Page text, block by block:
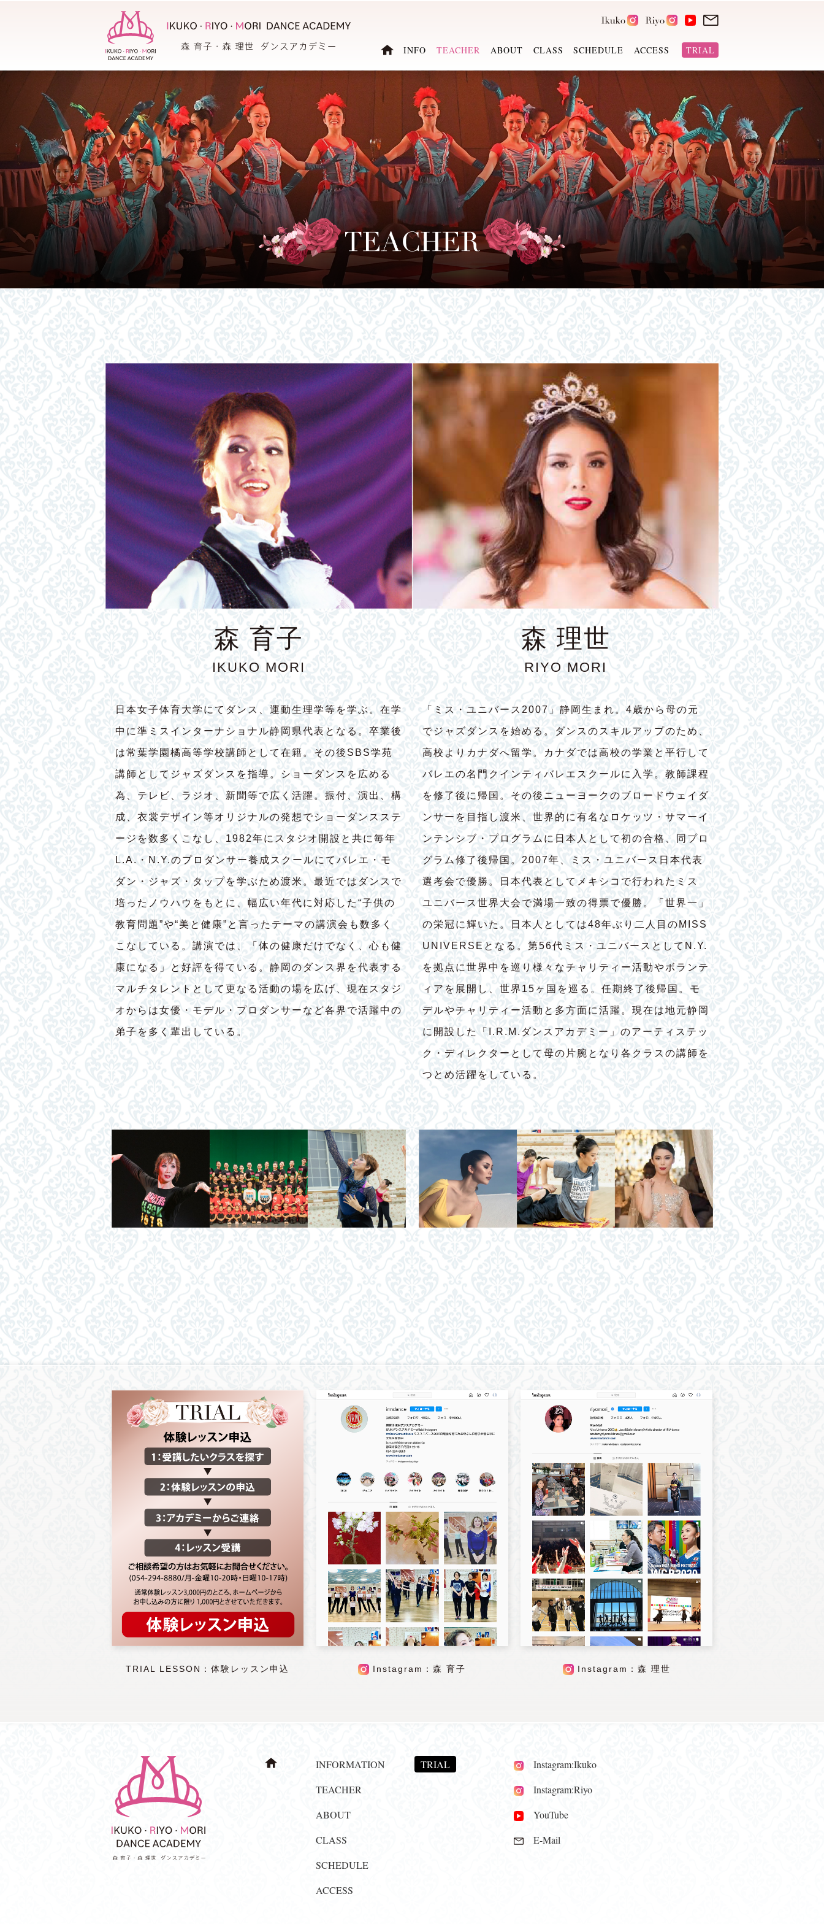
INFO TEACHER ABOUT CLASS SCHEDULE ACCESS TRIAL
森 育子
IKUKO MORI
日本女子体育大学にてダンス、運動生理学等を学ぶ。在学
中に準ミスインターナショナル静岡県代表となる。卒業後
は常葉学園橘高等学校講師として在籍。その後SBS学苑
講師としてジャズダンスを指導。ショーダンスを広める
為、テレビ、ラジオ、新聞等で広く活躍。振付、演出、構
成、衣裳デザイン等オリジナルの発想でショーダンスステ
ージを数多くこなし、1982年にスタジオ開設と共に毎年
L.A.・N.Y.のプロダンサー養成スクールにてバレエ・モ
ダン・ジャズ・タップを学ぶため渡米。最近ではダンスで
培ったノウハウをもとに、幅広い年代に対応した“子供の
教育問題”や“美と健康”と言ったテーマの講演会も数多く
こなしている。講演では、「体の健康だけでなく、心も健
康になる」と好評を得ている。静岡のダンス界を代表する
マルチタレントとして更なる活動の場を広げ、現在スタジ
オからは女優・モデル・プロダンサーなど各界で活躍中の
弟子を多く輩出している。
森 理世
RIYO MORI
「ミス・ユニバース2007」静岡生まれ。4歳から母の元
でジャズダンスを始める。ダンスのスキルアップのため、
高校よりカナダへ留学。カナダでは高校の学業と平行して
バレエの名門クインティバレエスクールに入学。教師課程
を修了後に帰国。その後ニューヨークのブロードウェイダ
ンサーを目指し渡米、世界的に有名なロケッツ・サマーイ
ンテンシブ・プログラムに日本人として初の合格、同プロ
グラム修了後帰国。2007年、ミス・ユニバース日本代表
選考会で優勝。日本代表としてメキシコで行われたミス
ユニバース世界大会で満場一致の得票で優勝。「世界一」
の栄冠に輝いた。日本人としては48年ぶり二人目のMISS
UNIVERSEとなる。第56代ミス・ユニバースとしてN.Y.
を拠点に世界中を巡り様々なチャリティー活動やボランテ
ィアを展開し、世界15ヶ国を巡る。任期終了後帰国。モ
デルやチャリティー活動と多方面に活躍。現在は地元静岡
に開設した「I.R.M.ダンスアカデミー」のアーティステッ
ク・ディレクターとして母の片腕となり各クラスの講師を
つとめ活躍をしている。
TRIAL LESSON：体験レッスン申込 Instagram：森 育子 Instagram：森 理世
INFORMATION
TEACHER
ABOUT
CLASS
SCHEDULE
ACCESS
TRIAL
Instagram:Ikuko
Instagram:Riyo
YouTube
E-Mail